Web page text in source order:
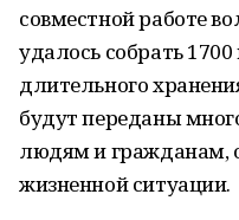
совместной работе
удалось собрать
длительного
будут переданы
людям и гражданам,
жизненной ситуации.